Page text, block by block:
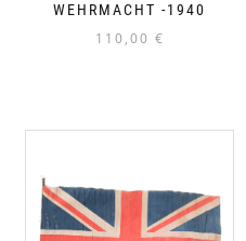
WEHRMACHT -1940
110,00 €